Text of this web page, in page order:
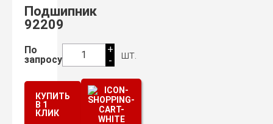
Подшипник
92209
По
запросу
1
+
-
шт.
КУПИТЬ
В 1
КЛИК